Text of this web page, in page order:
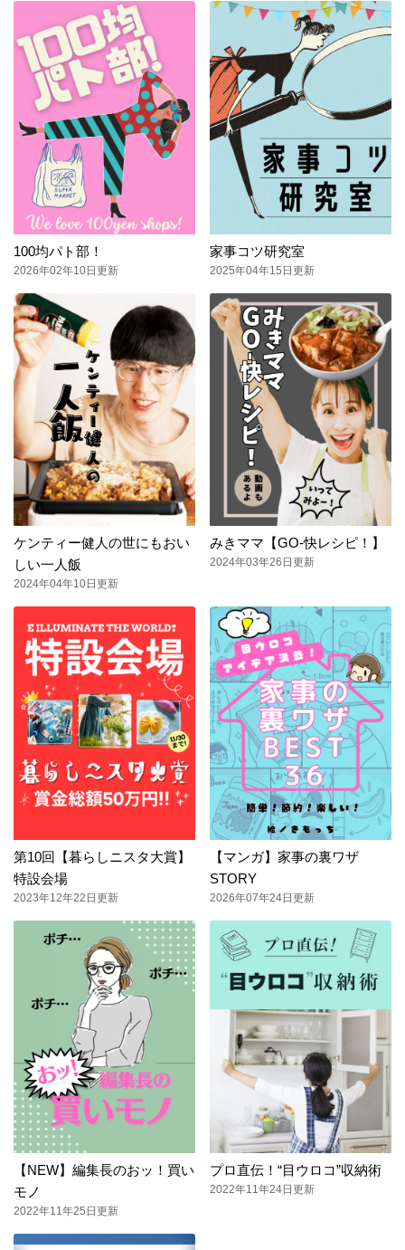
100均パト部！
2026年02年10日更新
家事コツ研究室
2025年04年15日更新
ケンティー健人の世にもおい
しい一人飯
2024年04年10日更新
みきママ【GO-快レシピ！】
2024年03年26日更新
第10回【暮らしニスタ大賞】
特設会場
2023年12年22日更新
【マンガ】家事の裏ワザ
STORY
2026年07年24日更新
【NEW】編集長のおッ！買い
モノ
2022年11年25日更新
プロ直伝！“目ウロコ”収納術
2022年11年24日更新